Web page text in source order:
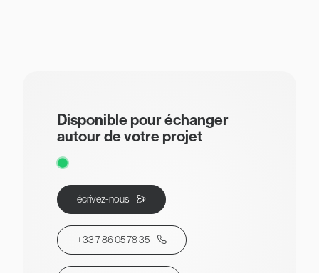
Disponible pour échanger
autour de votre projet
écrivez-nous
+33 7 86 05 78 35